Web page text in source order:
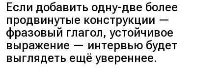
Если добавить одну-две более
продвинутые конструкции —
фразовый глагол, устойчивое
выражение — интервью будет
выглядеть ещё увереннее.